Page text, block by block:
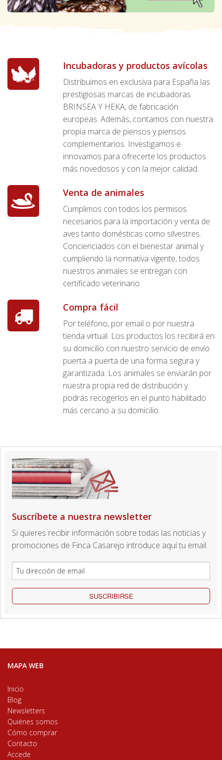
Incubadoras y productos avícolas
Distribuimos en exclusiva para España las
prestigiosas marcas de incubadoras
BRINSEA Y HEKA, de fabricación
europeas. Además, contamos con nuestra
propia marca de piensos y piensos
complementarios. Investigamos e
innovamos para ofrecerte los productos
más novedosos y con la mejor calidad.
Venta de animales
Cumplimos con todos los permisos
necesarios para la importación y venta de
aves tanto domésticas como silvestres.
Concienciados con el bienestar animal y
cumpliendo la normativa vigente, todos
nuestros animales se entregan con
certificado veterinario.
Compra fácil
Por teléfono, por email o por nuestra
tienda virtual. Los productos los recibirá en
su domicilio con nuestro servicio de envío
puerta a puerta de una forma segura y
garantizada. Los animales se enviarán por
nuestra propia red de distribución y
podrás recogerlos en el punto habilitado
más cercano a su domicilio.
Suscríbete a nuestra newsletter
Si quieres recibir información sobre todas las noticias y
promociones de Finca Casarejo introduce aquí tu email.
SUSCRIBIRSE
MAPA WEB
Inicio
Blog
Newsletters
Quiénes somos
Cómo comprar
Contacto
Accede